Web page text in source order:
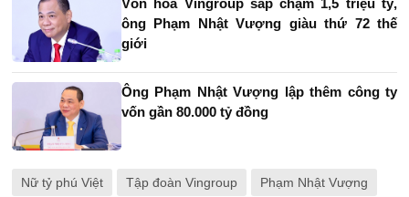
Vốn hóa Vingroup sắp chạm 1,5 triệu tỷ,
ông Phạm Nhật Vượng giàu thứ 72 thế
giới
Ông Phạm Nhật Vượng lập thêm công ty
vốn gần 80.000 tỷ đồng
Nữ tỷ phú Việt Tập đoàn Vingroup Phạm Nhật Vượng